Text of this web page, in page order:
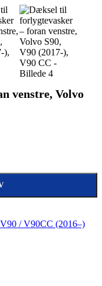
venstre, Volvo
S90, V90 (2017-),
/ V90CC (2016–)